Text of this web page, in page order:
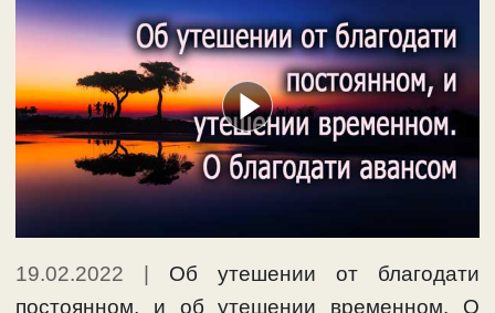
19.02.2022
Об утешении от благодати
постоянном, и об утешении временном. О